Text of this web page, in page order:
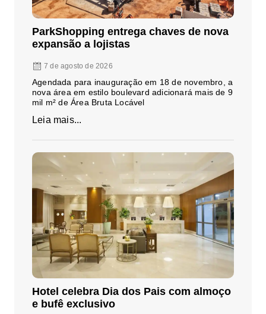
ParkShopping entrega chaves de nova
expansão a lojistas
7 de agosto de 2026
Agendada para inauguração em 18 de novembro, a
nova área em estilo boulevard adicionará mais de 9
mil m² de Área Bruta Locável
Leia mais...
Hotel celebra Dia dos Pais com almoço
e bufê exclusivo